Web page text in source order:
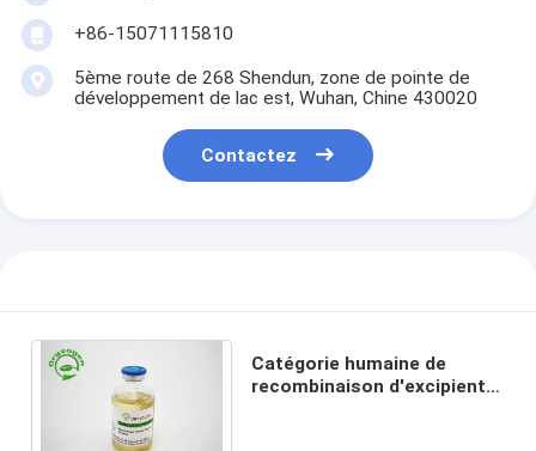
+86-15071115810
5ème route de 268 Shendun, zone de pointe de
développement de lac est, Wuhan, Chine 430020
Contactez
Catégorie humaine de
recombinaison d'excipient